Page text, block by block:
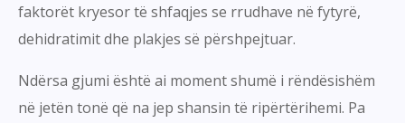
faktorët kryesor të shfaqjes se rrudhave në fytyrë,
dehidratimit dhe plakjes së përshpejtuar.
Ndërsa gjumi është ai moment shumë i rëndësishëm
në jetën tonë që na jep shansin të ripërtërihemi. Pa